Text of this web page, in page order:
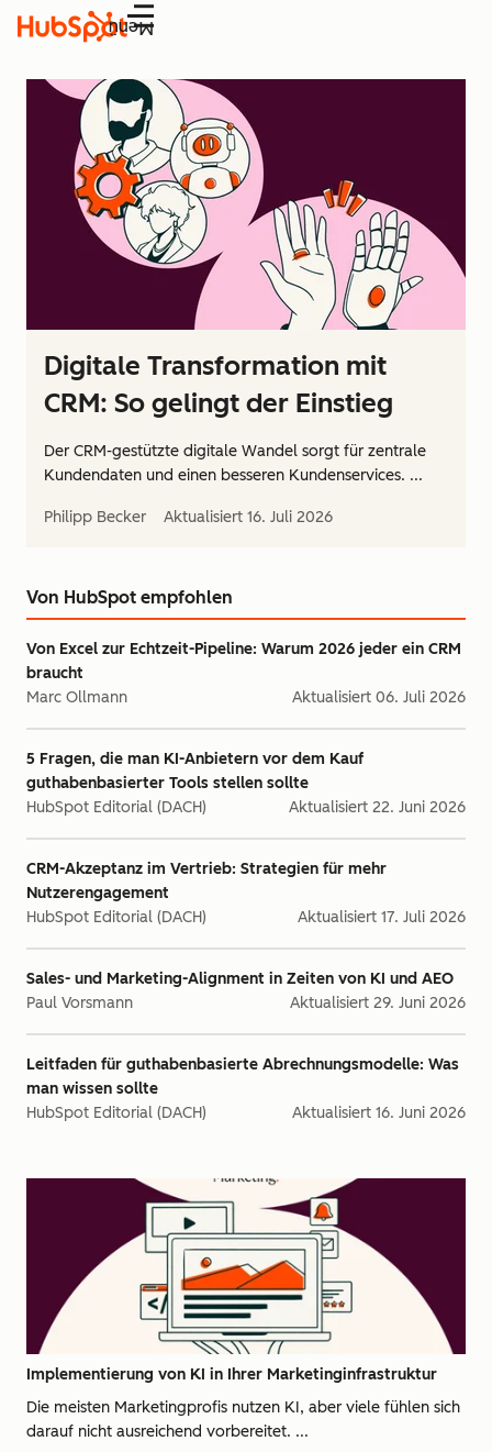
Menü
Digitale Transformation mit
CRM: So gelingt der Einstieg
Der CRM-gestützte digitale Wandel sorgt für zentrale
Kundendaten und einen besseren Kundenservices. ...
Philipp Becker Aktualisiert 16. Juli 2026
Von HubSpot empfohlen
Von Excel zur Echtzeit-Pipeline: Warum 2026 jeder ein CRM
braucht
Marc Ollmann
Aktualisiert 06. Juli 2026
5 Fragen, die man KI-Anbietern vor dem Kauf
guthabenbasierter Tools stellen sollte
HubSpot Editorial (DACH)
Aktualisiert 22. Juni 2026
CRM-Akzeptanz im Vertrieb: Strategien für mehr
Nutzerengagement
HubSpot Editorial (DACH)
Aktualisiert 17. Juli 2026
Sales- und Marketing-Alignment in Zeiten von KI und AEO
Paul Vorsmann
Aktualisiert 29. Juni 2026
Leitfaden für guthabenbasierte Abrechnungsmodelle: Was
man wissen sollte
HubSpot Editorial (DACH)
Aktualisiert 16. Juni 2026
Implementierung von KI in Ihrer Marketinginfrastruktur
Die meisten Marketingprofis nutzen KI, aber viele fühlen sich
darauf nicht ausreichend vorbereitet. ...